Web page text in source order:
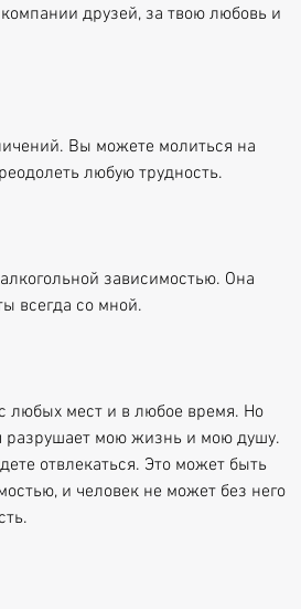
друзей, за твою любовь и
Вы можете молиться на
любую трудность.
зависимостью. Она
всегда со мной.
любых мест и в любое время. Но
разрушает мою жизнь и мою душу.
отвлекаться. Это может быть
и человек не может без него